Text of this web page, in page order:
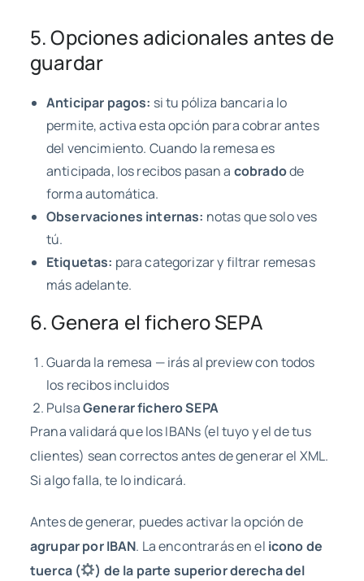
5. Opciones adicionales antes de
guardar
Anticipar pagos: si tu póliza bancaria lo
permite, activa esta opción para cobrar antes
del vencimiento. Cuando la remesa es
anticipada, los recibos pasan a cobradode
forma automática.
Observaciones internas: notas que solo ves
tú.
Etiquetas: para categorizar y filtrar remesas
más adelante.
6. Genera el fichero SEPA
Guarda la remesa — irás al preview con todos
los recibos incluidos
PulsaGenerar fichero SEPA
Prana validará que los IBANs (el tuyo y el de tus
clientes) sean correctos antes de generar el XML.
Si algo falla, te lo indicará.
Antes de generar, puedes activar la opción de
agrupar por IBAN. La encontrarás en el icono de
tuerca (
) de la parte superior derecha del